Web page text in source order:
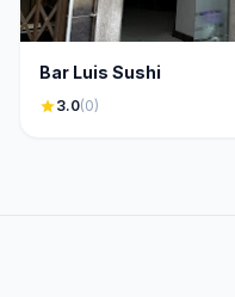
Bar Luis Sushi
star3.0(0)